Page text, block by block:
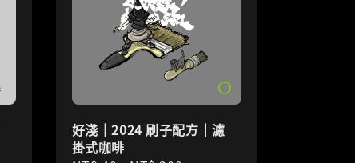
好淺｜2024 刷子配方｜濾
掛式咖啡